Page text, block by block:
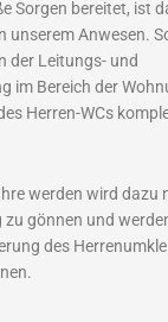
Sorgen bereitet, ist
unserem Anwesen.
der Leitungs- und
im Bereich der
Herren-WCs
werden wird dazu
zu gönnen und
des